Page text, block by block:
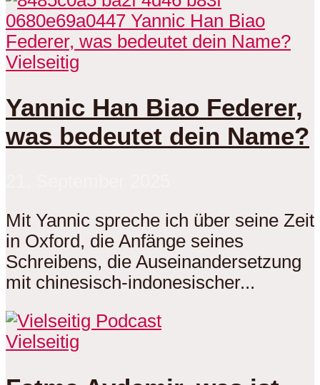
Vielseitig
Yannic Han Biao Federer,
was bedeutet dein Name?
Mit Yannic spreche ich über seine Zeit
in Oxford, die Anfänge seines
Schreibens, die Auseinandersetzung
mit chinesisch-indonesischer...
Vielseitig